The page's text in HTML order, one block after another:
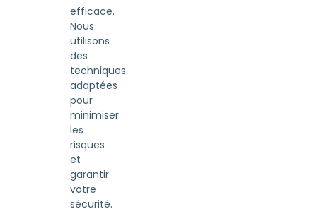
efficace.
Nous
utilisons
des
techniques
adaptées
pour
minimiser
les
risques
et
garantir
votre
sécurité.